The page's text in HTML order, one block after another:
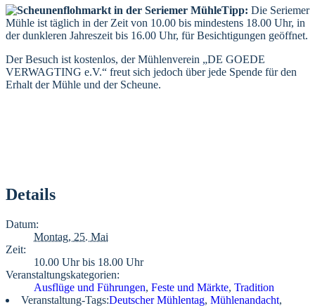
Tipp: Die Seriemer
Mühle ist täglich in der Zeit von 10.00 bis mindestens 18.00 Uhr, in
der dunkleren Jahreszeit bis 16.00 Uhr, für Besichtigungen geöffnet.
Der Besuch ist kostenlos, der Mühlenverein „DE GOEDE
VERWAGTING e.V.“ freut sich jedoch über jede Spende für den
Erhalt der Mühle und der Scheune.
Details
Datum:
Montag, 25. Mai
Zeit:
10.00 Uhr bis 18.00 Uhr
Veranstaltungskategorien:
Ausflüge und Führungen, Feste und Märkte, Tradition
Veranstaltung-Tags:Deutscher Mühlentag, Mühlenandacht,